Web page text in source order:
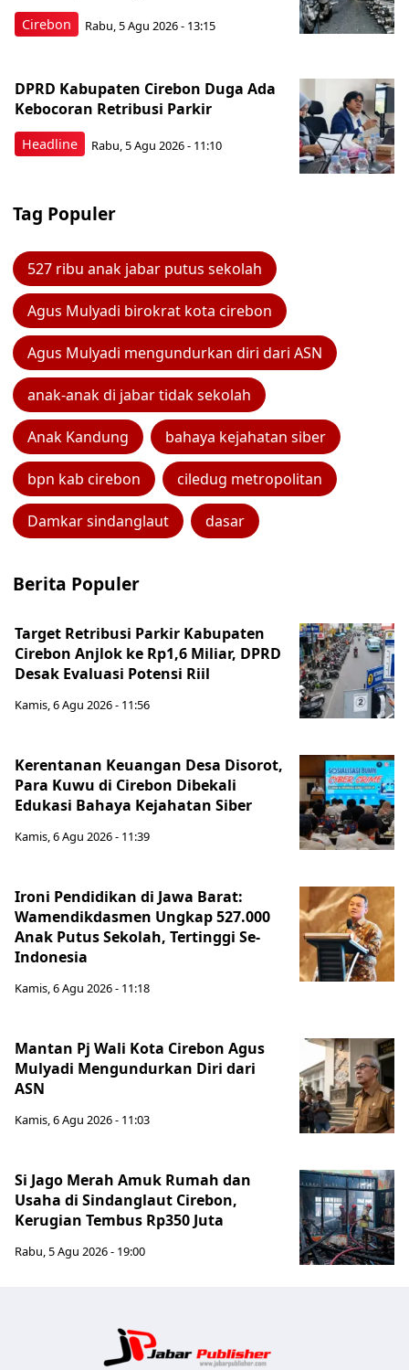
Cirebon Rabu, 5 Agu 2026 - 13:15
Headline
DPRD Kabupaten Cirebon Duga Ada
Kebocoran Retribusi Parkir
Rabu, 5 Agu 2026 - 11:10
Tag Populer
527 ribu anak jabar putus sekolah
Agus Mulyadi birokrat kota cirebon
Agus Mulyadi mengundurkan diri dari ASN
anak-anak di jabar tidak sekolah
Anak Kandung bahaya kejahatan siber
bpn kab cirebon ciledug metropolitan
Damkar sindanglaut dasar
Berita Populer
Target Retribusi Parkir Kabupaten
Cirebon Anjlok ke Rp1,6 Miliar, DPRD
Desak Evaluasi Potensi Riil
Kamis, 6 Agu 2026 - 11:56
Kerentanan Keuangan Desa Disorot,
Para Kuwu di Cirebon Dibekali
Edukasi Bahaya Kejahatan Siber
Kamis, 6 Agu 2026 - 11:39
Ironi Pendidikan di Jawa Barat:
Wamendikdasmen Ungkap 527.000
Anak Putus Sekolah, Tertinggi Se-
Indonesia
Kamis, 6 Agu 2026 - 11:18
Mantan Pj Wali Kota Cirebon Agus
Mulyadi Mengundurkan Diri dari
ASN
Kamis, 6 Agu 2026 - 11:03
Si Jago Merah Amuk Rumah dan
Usaha di Sindanglaut Cirebon,
Kerugian Tembus Rp350 Juta
Rabu, 5 Agu 2026 - 19:00